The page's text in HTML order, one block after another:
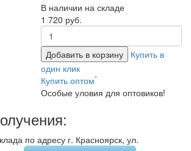
В наличии на складе
1 720 руб.
Добавить в корзину
Купить в
один клик
Купить оптом*
Особые уловия для оптовиков!
по адресу г. Красноярск, ул.